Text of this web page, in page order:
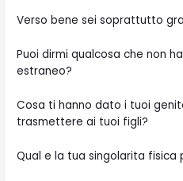
Verso bene sei soprattutto
Puoi dirmi qualcosa che non
estraneo?
Cosa ti hanno dato i tuoi
trasmettere ai tuoi figli?
Qual e la tua singolarita fisica